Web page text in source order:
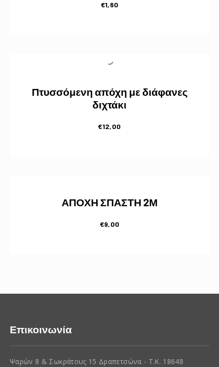
€1,60
Πτυσσόμενη απόχη με διάφανες
διχτάκι
€12,00
ΑΠΟΧΗ ΣΠΑΣΤΗ 2Μ
€9,00
Επικοινωνία
Ψαρών 8 & Σωκράτους 15 Δραπετσώνα - Τ.Κ. 18648